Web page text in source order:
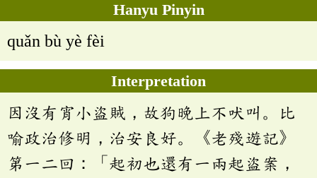
Hanyu Pinyin
quǎn bù yè fèi
Interpretation
因沒有宵小盜賊，故狗晚上不吠叫。比
喻政治修明，治安良好。《老殘遊記》
第一二回：「起初也還有一兩起盜案，